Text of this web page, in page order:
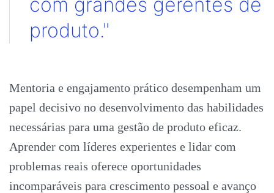
produto."
Mentoria e engajamento prático desempenham um
papel decisivo no desenvolvimento das habilidades
necessárias para uma gestão de produto eficaz.
Aprender com líderes experientes e lidar com
problemas reais oferece oportunidades
incomparáveis para crescimento pessoal e avanço